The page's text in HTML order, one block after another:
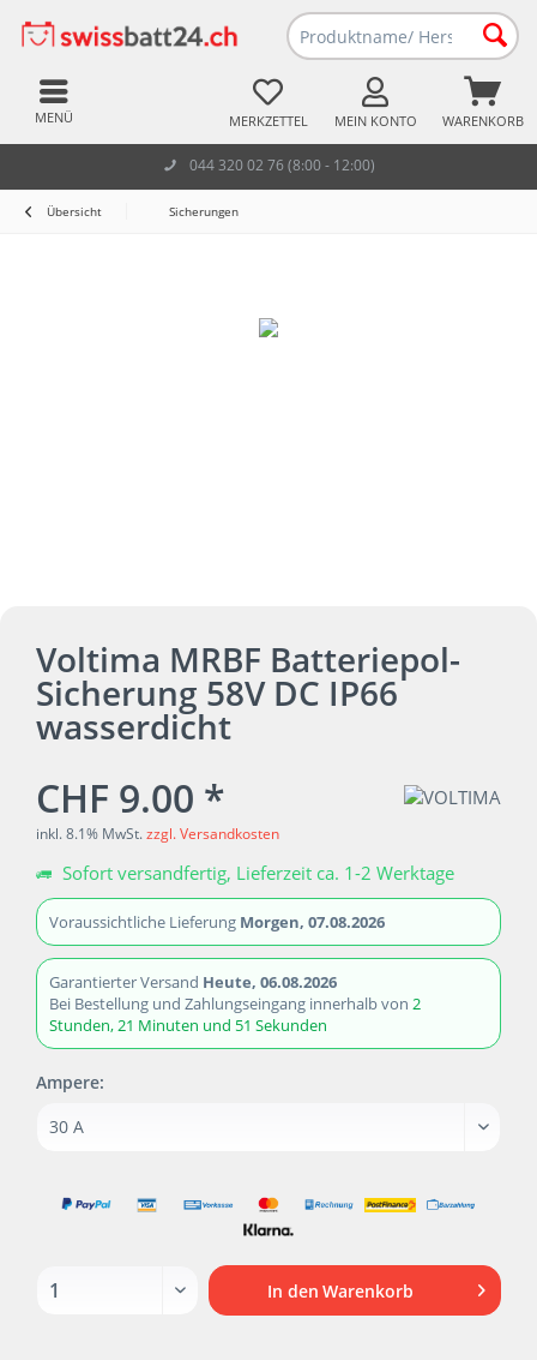
044 320 02 76 (8:00 - 12:00)
WARENKORB
MERKZETTEL MEIN KONTO
MENÜ
Übersicht Sicherungen
Voltima MRBF Batteriepol-
Sicherung 58V DC IP66
wasserdicht
CHF 9.00 *
inkl. 8.1% MwSt.zzgl. Versandkosten
Sofort versandfertig, Lieferzeit ca. 1-2 Werktage
Voraussichtliche Lieferung Morgen, 07.08.2026
Garantierter Versand Heute, 06.08.2026
Bei Bestellung und Zahlungseingang innerhalb von 2
Stunden, 21 Minuten und 51 Sekunden
Ampere:
In den Warenkorb